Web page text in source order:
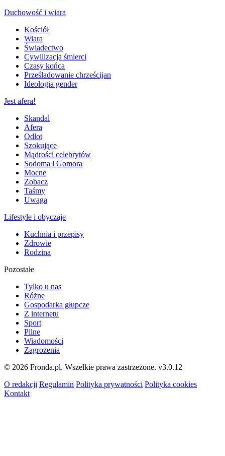
Duchowość i wiara
Kościół
Wiara
Świadectwo
Cywilizacja śmierci
Czasy końca
Prześladowanie chrześcijan
Ideologia gender
Jest afera!
Skandal
Afera
Odlot
Szokujące
Mądrości celebrytów
Sodoma i Gomora
Mocne
Zobacz
Taśmy
Uwaga
Lifestyle i obyczaje
Kuchnia i przepisy
Zdrowie
Rodzina
Pozostałe
Tylko u nas
Różne
Gospodarka głupcze
Z internetu
Sport
Pilne
Wiadomości
Zagrożenia
© 2026 Fronda.pl. Wszelkie prawa zastrzeżone. v3.0.12
O redakcji Regulamin Polityka prywatności Polityka cookies
Kontakt